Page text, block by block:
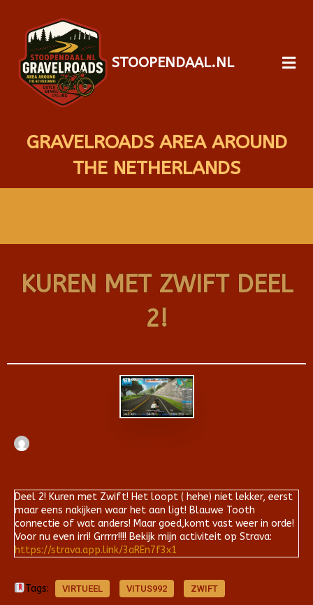
STOOPENDAAL.NL
GRAVELROADS AREA AROUND
THE NETHERLANDS
KUREN MET ZWIFT DEEL
2!
Deel 2! Kuren met Zwift! Het loopt ( hehe) niet lekker, eerst
maar eens nakijken waar het aan ligt! Blauwe Tooth
connectie of wat anders! Maar goed,komt vast weer in orde!
Voor nu even irri! Grrrrr!!!! Bekijk mijn activiteit op Strava:
https://strava.app.link/3aREn7f3x1
Tags: VIRTUEEL VITUS992 ZWIFT